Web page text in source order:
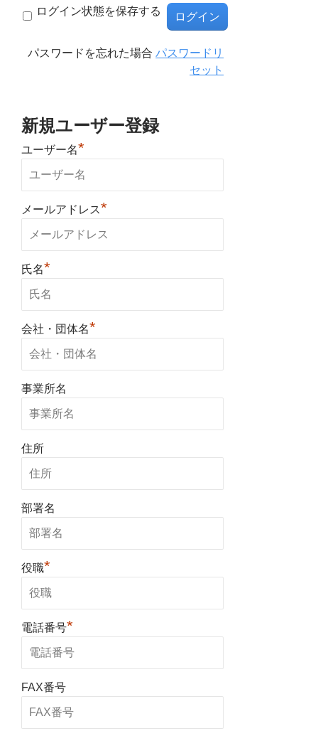
ログイン状態を保存する
パスワードを忘れた場合パスワードリ
セット
新規ユーザー登録
ユーザー名*
メールアドレス*
氏名*
会社・団体名*
事業所名
住所
部署名
役職*
電話番号*
FAX番号